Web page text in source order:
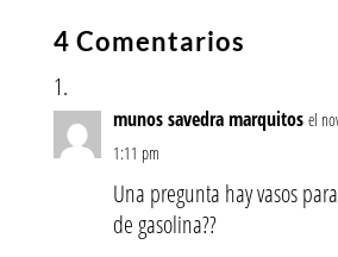
4 Comentarios
munos savedra marquitos el
1:11 pm
Una pregunta hay vasos
de gasolina??